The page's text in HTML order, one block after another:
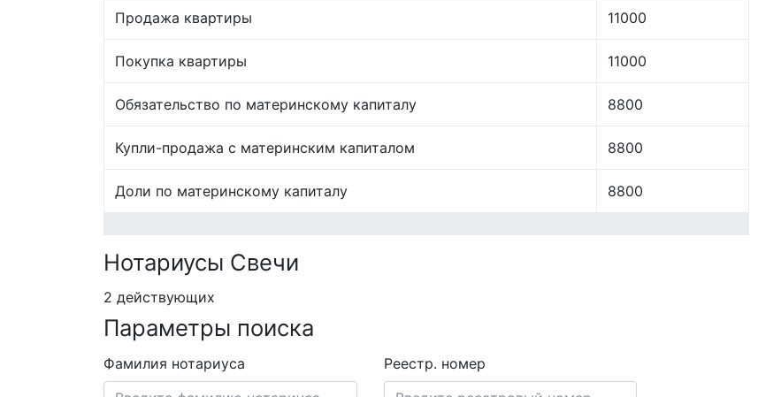
Продажа квартиры 11000
Покупка квартиры 11000
Обязательство по материнскому капиталу 8800
Купли-продажа с материнским капиталом 8800
Доли по материнскому капиталу 8800
Нотариусы Свечи
2 действующих
Параметры поиска
Фамилия нотариуса Реестр. номер